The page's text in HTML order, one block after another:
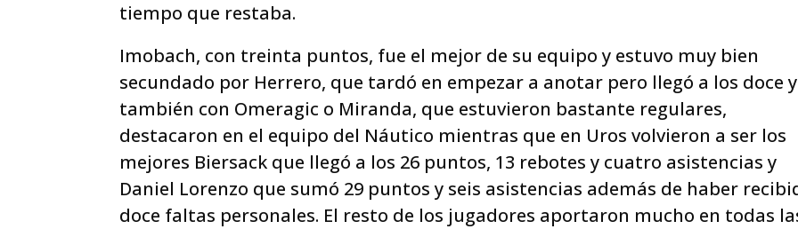
tiempo que restaba.
Imobach, con treinta puntos, fue el mejor de su equipo y estuvo muy bien
secundado por Herrero, que tardó en empezar a anotar pero llegó a los doce y
también con Omeragic o Miranda, que estuvieron bastante regulares,
destacaron en el equipo del Náutico mientras que en Uros volvieron a ser los
mejores Biersack que llegó a los 26 puntos, 13 rebotes y cuatro asistencias y
Daniel Lorenzo que sumó 29 puntos y seis asistencias además de haber
doce faltas personales. El resto de los jugadores aportaron mucho en todas